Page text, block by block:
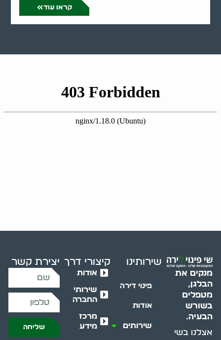
קראו עוד
מנקים את
הבלגן,
מטפלים
בשורש
הבעיה.
אצלנו בשי
שירותינו
פינוי דירה
אודות
שירותים
קיצורי דרך
אודות
שירותי
החברה
מרכז
מידע
יצירת קשר
שליחה